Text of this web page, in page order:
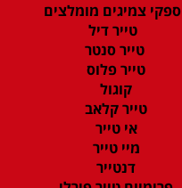
ספקי צמיגים מומלצים
טייר דיל
טייר סנטר
טייר פלוס
קוגול
טייר קלאב
אי טייר
מיי טייר
דנטייר